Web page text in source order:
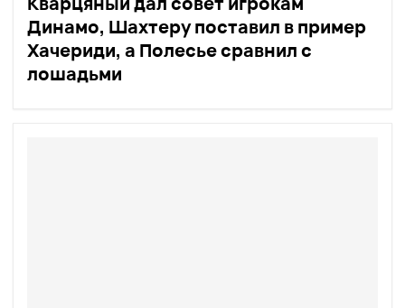
Динамо, Шахтеру поставил в пример
Хачериди, а Полесье сравнил с
лошадьми